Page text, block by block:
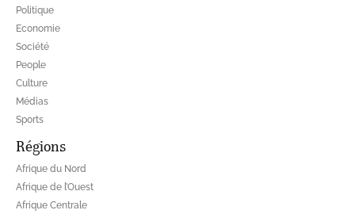
Politique
Economie
Société
People
Culture
Médias
Sports
Régions
Afrique du Nord
Afrique de l’Ouest
Afrique Centrale